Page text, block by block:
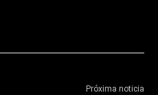
Próxima noticia